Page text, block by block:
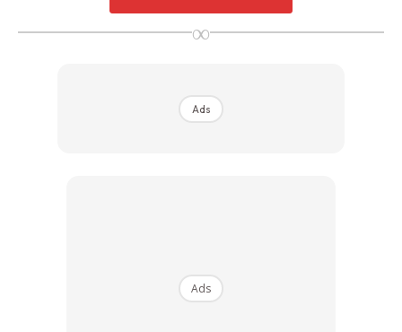
∞
Ads
Ads